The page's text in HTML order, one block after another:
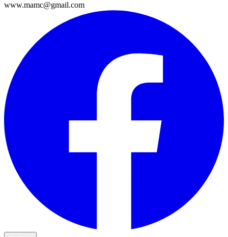
www.mamc@gmail.com